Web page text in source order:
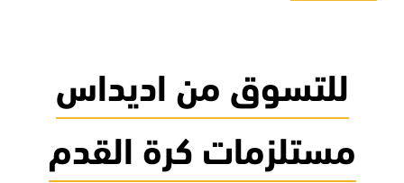
للتسوق من اديداس
مستلزمات كرة القدم